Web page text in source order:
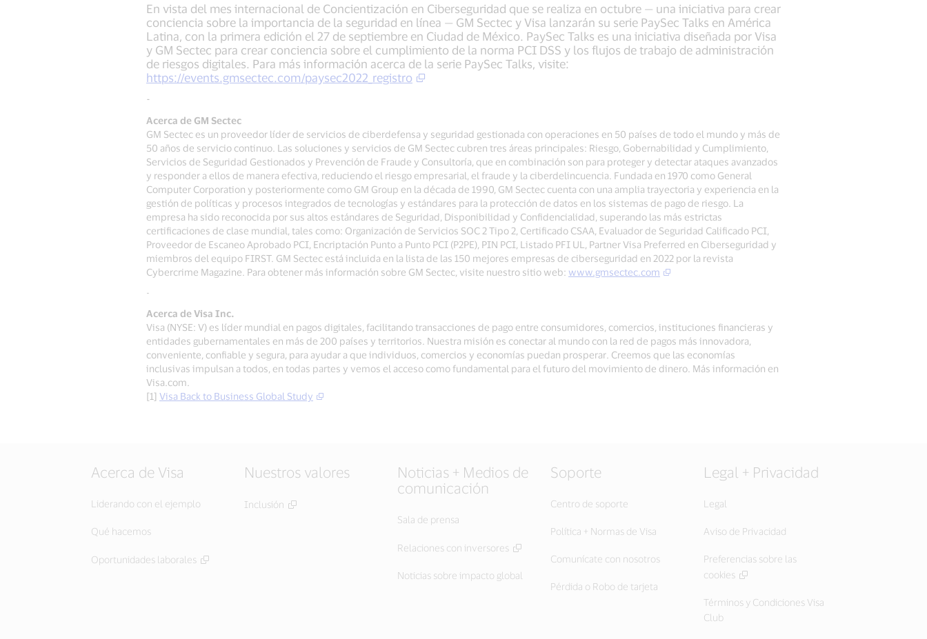
En vista del mes internacional de Concientización en Ciberseguridad que se realiza en octubre — una iniciativa para crear
conciencia sobre la importancia de la seguridad en línea — GM Sectec y Visa lanzarán su serie PaySec Talks en América
Latina, con la primera edición el 27 de septiembre en Ciudad de México. PaySec Talks es una iniciativa diseñada por Visa
y GM Sectec para crear conciencia sobre el cumplimiento de la norma PCI DSS y los flujos de trabajo de administración
de riesgos digitales. Para más información acerca de la serie PaySec Talks, visite:
https://events.gmsectec.com/paysec2022_registro
-
Acerca de GM Sectec
GM Sectec es un proveedor líder de servicios de ciberdefensa y seguridad gestionada con operaciones en 50 países de todo el mundo y más de
50 años de servicio continuo. Las soluciones y servicios de GM Sectec cubren tres áreas principales: Riesgo, Gobernabilidad y Cumplimiento,
Servicios de Seguridad Gestionados y Prevención de Fraude y Consultoría, que en combinación son para proteger y detectar ataques avanzados
y responder a ellos de manera efectiva, reduciendo el riesgo empresarial, el fraude y la ciberdelincuencia. Fundada en 1970 como General
Computer Corporation y posteriormente como GM Group en la década de 1990, GM Sectec cuenta con una amplia trayectoria y experiencia en la
gestión de políticas y procesos integrados de tecnologías y estándares para la protección de datos en los sistemas de pago de riesgo. La
empresa ha sido reconocida por sus altos estándares de Seguridad, Disponibilidad y Confidencialidad, superando las más estrictas
certificaciones de clase mundial, tales como: Organización de Servicios SOC 2 Tipo 2, Certificado CSAA, Evaluador de Seguridad Calificado PCI,
Proveedor de Escaneo Aprobado PCI, Encriptación Punto a Punto PCI (P2PE), PIN PCI, Listado PFI UL, Partner Visa Preferred en Ciberseguridad y
miembros del equipo FIRST. GM Sectec está incluida en la lista de las 150 mejores empresas de ciberseguridad en 2022 por la revista
Cybercrime Magazine. Para obtener más información sobre GM Sectec, visite nuestro sitio web: www.gmsectec.com
-
Acerca de Visa Inc.
Visa (NYSE: V) es líder mundial en pagos digitales, facilitando transacciones de pago entre consumidores, comercios, instituciones financieras y
entidades gubernamentales en más de 200 países y territorios. Nuestra misión es conectar al mundo con la red de pagos más innovadora,
conveniente, confiable y segura, para ayudar a que individuos, comercios y economías puedan prosperar. Creemos que las economías
inclusivas impulsan a todos, en todas partes y vemos el acceso como fundamental para el futuro del movimiento de dinero. Más información en
Visa.com.
[1] Visa Back to Business Global Study
Acerca de Visa
Liderando con el ejemplo
Qué hacemos
Oportunidades laborales
Nuestros valores
Inclusión
Noticias + Medios de
comunicación
Sala de prensa
Relaciones con inversores
Noticias sobre impacto global
Soporte
Centro de soporte
Política + Normas de Visa
Comunícate con nosotros
Pérdida o Robo de tarjeta
Legal + Privacidad
Legal
Aviso de Privacidad
Preferencias sobre las
cookies
Términos y Condiciones Visa
Club